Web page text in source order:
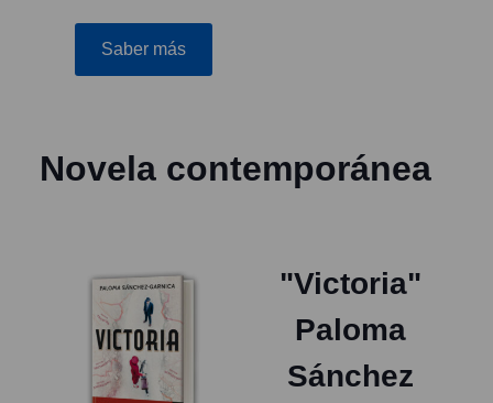
Saber más
Novela contemporánea
"Victoria"
Paloma
Sánchez